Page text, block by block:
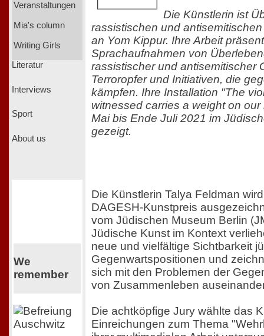
Veranstaltungen
Mia's column
Writing Girls
Literatur
Interviews
Sport
About us
We
remember
Die Künstlerin ist
rassistischen und
an Yom Kippur. Ihre Arbeit
Sprachaufnahmen von
rassistischer und antisemitischer
Terroropfer und Initiativen, die
kämpfen. Ihre Installation "The
witnessed carries a weight on
Mai bis Ende Juli 2021 im
gezeigt.
Die Künstlerin Talya Feldman
DAGESH-Kunstpreis
vom Jüdischen Museum Berlin
Jüdische Kunst im Kontext
neue und vielfältige Sichtbarkeit
Gegenwartspositionen und
sich mit den Problemen der
von Zusammenleben
Die achtköpfige Jury wählte das
Einreichungen zum Thema